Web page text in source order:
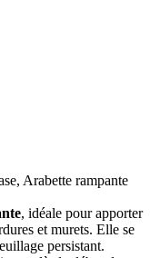
Arabette rampante
, idéale pour apporter
et murets. Elle se
persistant.